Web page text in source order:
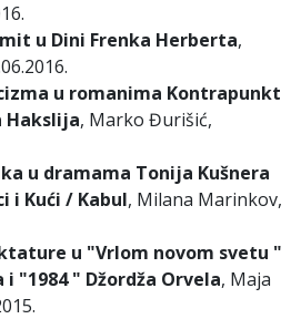
u Dini Frenka Herberta,
u romanima Kontrapunkt
Hakslija, Marko Đurišić,
u dramama Tonija Kušnera
i Kući / Kabul, Milana Marinkov,
u "Vrlom novom svetu "
"1984 " Džordža Orvela, Maja